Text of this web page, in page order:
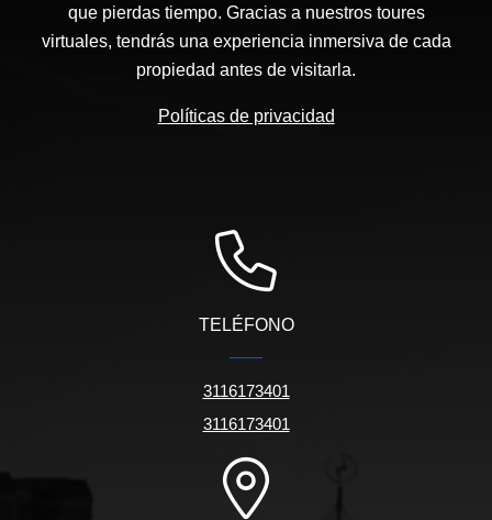
que pierdas tiempo. Gracias a nuestros toures
virtuales, tendrás una experiencia inmersiva de cada
propiedad antes de visitarla.
Políticas de privacidad
TELÉFONO
3116173401
3116173401